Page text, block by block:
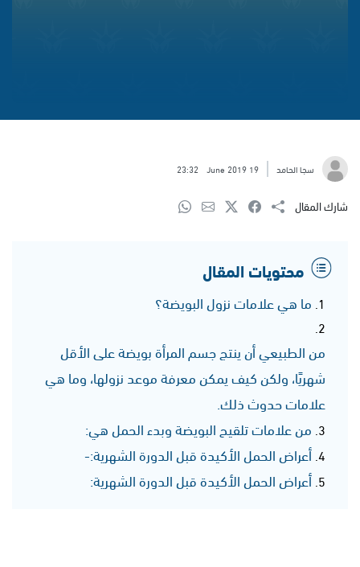
سجا الحامد 19 June 2019
23:32
شارك المقال
محتويات المقال
ما هي علامات نزول البويضة؟
من الطبيعي أن ينتج جسم المرأة بويضة على الأقل
شهريًا، ولكن كيف يمكن معرفة موعد نزولها، وما هي
علامات حدوث ذلك.
من علامات تلقيح البويضة وبدء الحمل هي:
أعراض الحمل الأكيدة قبل الدورة الشهرية:-
أعراض الحمل الأكيدة قبل الدورة الشهرية: